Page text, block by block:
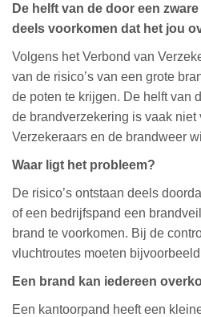
De helft van de door een
deels voorkomen dat het jou
Volgens het Verbond van
van de risico’s van een grote
de poten te krijgen. De helft van
de brandverzekering is vaak
Verzekeraars en de brandweer
Waar ligt het probleem?
De risico’s ontstaan deels
of een bedrijfspand een
brand te voorkomen. Bij de
vluchtroutes moeten
Een brand kan iedereen
Een kantoorpand heeft een